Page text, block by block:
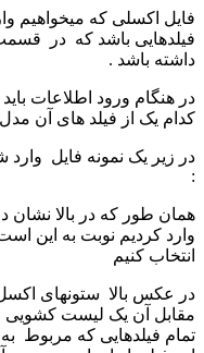
فایل اکسلی که میخواهیم
فیلدهایی باشد که در
داشته باشد .
در هنگام ورود اطلاعات
کدام یک از فیلد های آن
در زیر یک نمونه فایل وارد
:
همان طور که در بالا نشان
وارد کردیم نوبت به این
انتخاب کنیم
در عکس بالا ستونهای
مقابل آن یک لیست کشویی
تمام فیلدهایی که مربوط